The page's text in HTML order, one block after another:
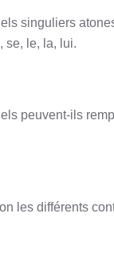
singuliers
se, le, la, lui.
peuvent-ils
les différents